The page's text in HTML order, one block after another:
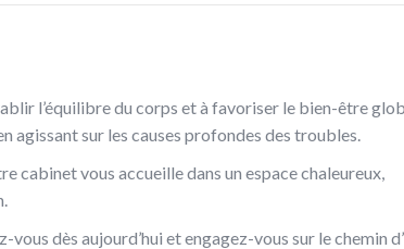
l’équilibre du corps et à favoriser le bien-être
agissant sur les causes profondes des troubles.
cabinet vous accueille dans un espace chaleureux,
dès aujourd’hui et engagez-vous sur le chemin